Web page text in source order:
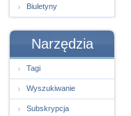
Biuletyny
Narzędzia
Tagi
Wyszukiwanie
Subskrypcja